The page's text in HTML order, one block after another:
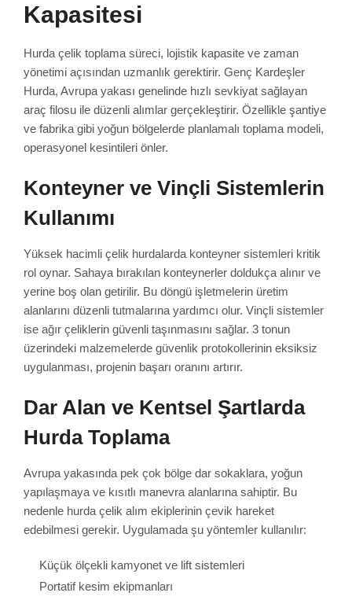
Kapasitesi
Hurda çelik toplama süreci, lojistik kapasite ve zaman
yönetimi açısından uzmanlık gerektirir. Genç Kardeşler
Hurda, Avrupa yakası genelinde hızlı sevkiyat sağlayan
araç filosu ile düzenli alımlar gerçekleştirir. Özellikle şantiye
ve fabrika gibi yoğun bölgelerde planlamalı toplama modeli,
operasyonel kesintileri önler.
Konteyner ve Vinçli Sistemlerin
Kullanımı
Yüksek hacimli çelik hurdalarda konteyner sistemleri kritik
rol oynar. Sahaya bırakılan konteynerler doldukça alınır ve
yerine boş olan getirilir. Bu döngü işletmelerin üretim
alanlarını düzenli tutmalarına yardımcı olur. Vinçli sistemler
ise ağır çeliklerin güvenli taşınmasını sağlar. 3 tonun
üzerindeki malzemelerde güvenlik protokollerinin eksiksiz
uygulanması, projenin başarı oranını artırır.
Dar Alan ve Kentsel Şartlarda
Hurda Toplama
Avrupa yakasında pek çok bölge dar sokaklara, yoğun
yapılaşmaya ve kısıtlı manevra alanlarına sahiptir. Bu
nedenle hurda çelik alım ekiplerinin çevik hareket
edebilmesi gerekir. Uygulamada şu yöntemler kullanılır:
Küçük ölçekli kamyonet ve lift sistemleri
Portatif kesim ekipmanları